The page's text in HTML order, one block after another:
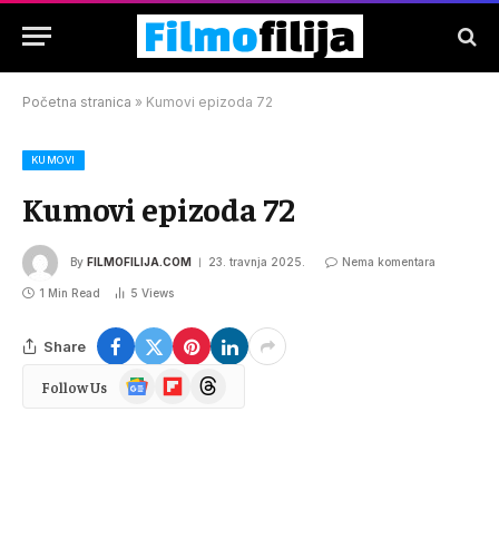
Početna stranica » Kumovi epizoda 72
KUMOVI
Kumovi epizoda 72
By FILMOFILIJA.COM 23. travnja 2025. Nema komentara
1 Min Read 5 Views
Share
Follow Us
Google
News
FlipboardThreads